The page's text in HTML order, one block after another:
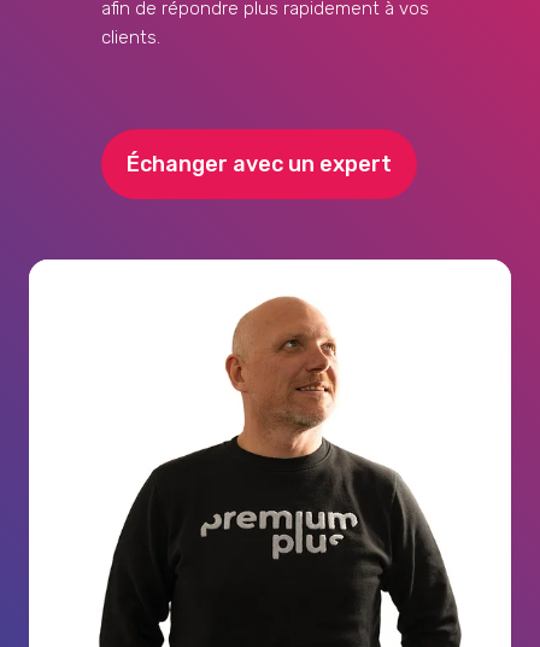
afin de répondre plus rapidement à vos
clients.
Échanger avec un expert